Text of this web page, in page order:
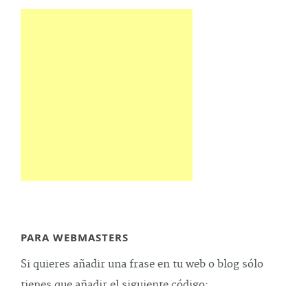
PARA WEBMASTERS
Si quieres añadir una frase en tu web o blog sólo